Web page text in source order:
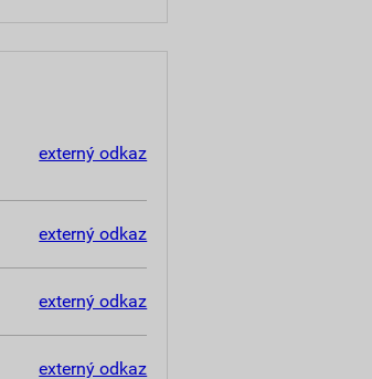
externý odkaz
externý odkaz
externý odkaz
externý odkaz